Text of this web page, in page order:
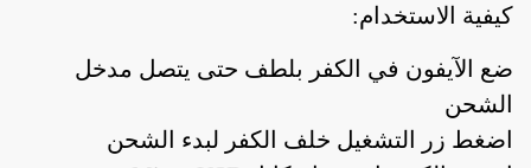
كيفية الاستخدام:
ضع الآيفون في الكفر بلطف حتى يتصل مدخل
الشحن
اضغط زر التشغيل خلف الكفر لبدء الشحن